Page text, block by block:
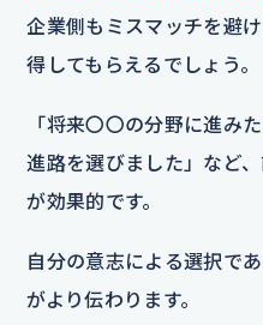
企業側もミスマッチを避
得してもらえるでしょう。
「将来〇〇の分野に進み
進路を選びました」など
が効果的です。
自分の意志による選択で
がより伝わります。